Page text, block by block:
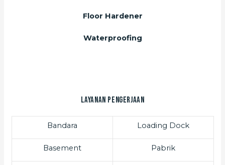
Floor Hardener
Waterproofing
Layanan Pengerjaan
Bandara Loading Dock
Basement Pabrik